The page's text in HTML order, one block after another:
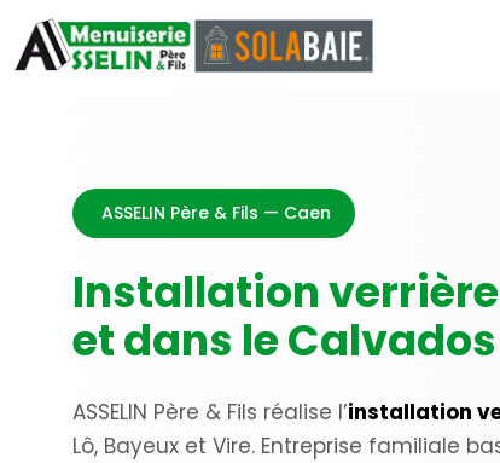
ASSELIN Père & Fils — Caen
Installation
et dans le Calvados
ASSELIN Père & Fils réalise l’installation
Lô, Bayeux et Vire. Entreprise familiale